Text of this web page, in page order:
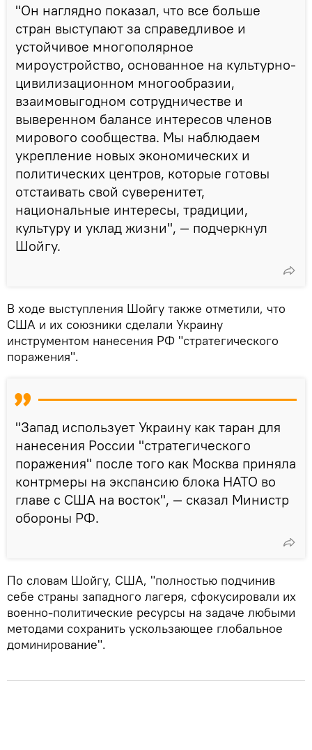
"Он наглядно показал, что все больше
стран выступают за справедливое и
устойчивое многополярное
мироустройство, основанное на культурно-
цивилизационном многообразии,
взаимовыгодном сотрудничестве и
выверенном балансе интересов членов
мирового сообщества. Мы наблюдаем
укрепление новых экономических и
политических центров, которые готовы
отстаивать свой суверенитет,
национальные интересы, традиции,
культуру и уклад жизни", — подчеркнул
Шойгу.
В ходе выступления Шойгу также отметили, что
США и их союзники сделали Украину
инструментом нанесения РФ "стратегического
поражения".
"Запад использует Украину как таран для
нанесения России "стратегического
поражения" после того как Москва приняла
контрмеры на экспансию блока НАТО во
главе с США на восток", — сказал Министр
обороны РФ.
По словам Шойгу, США, "полностью подчинив
себе страны западного лагеря, сфокусировали их
военно-политические ресурсы на задаче любыми
методами сохранить ускользающее глобальное
доминирование".